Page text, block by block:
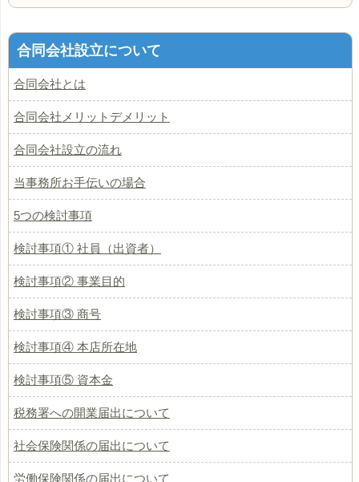
合同会社設立について
合同会社とは
合同会社メリットデメリット
合同会社設立の流れ
当事務所お手伝いの場合
5つの検討事項
検討事項① 社員（出資者）
検討事項② 事業目的
検討事項③ 商号
検討事項④ 本店所在地
検討事項⑤ 資本金
税務署への開業届出について
社会保険関係の届出について
労働保険関係の届出について